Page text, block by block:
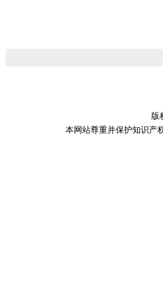
版
本网站尊重并保护知识产